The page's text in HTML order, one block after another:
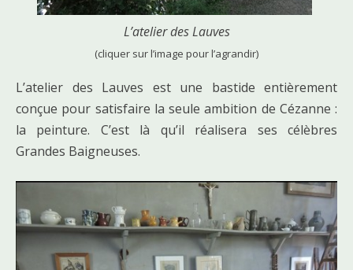
L’atelier des Lauves
(cliquer sur l’image pour l’agrandir)
L’atelier des Lauves est une bastide entièrement
conçue pour satisfaire la seule ambition de Cézanne :
la peinture. C’est là qu’il réalisera ses célèbres
Grandes Baigneuses.